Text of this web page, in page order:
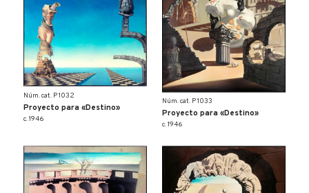
Núm. cat. P 1032
Proyecto para «Destino»
c. 1946
Núm. cat. P 1033
Proyecto para «Destino»
c. 1946